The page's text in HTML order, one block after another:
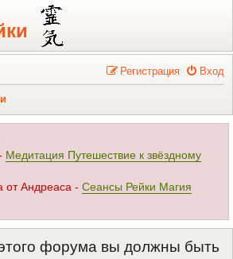
Вход
Регистрация
Медитация Путешествие к звёздному
Андреаса - Сеансы Рейки Магия
форума вы должны быть